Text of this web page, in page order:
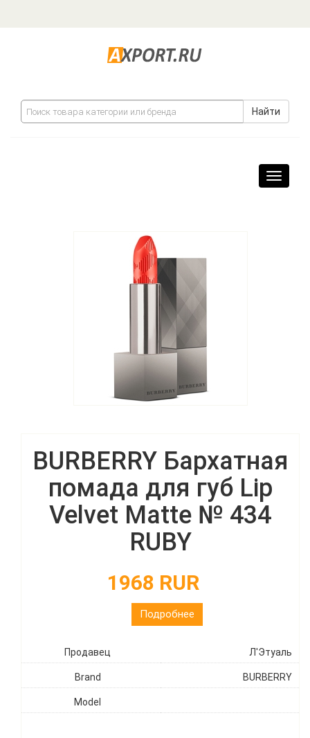
Найти
BURBERRY Бархатная
помада для губ Lip
Velvet Matte № 434
RUBY
1968 RUR
Подробнее
Продавец Л'Этуаль
Brand BURBERRY
Model